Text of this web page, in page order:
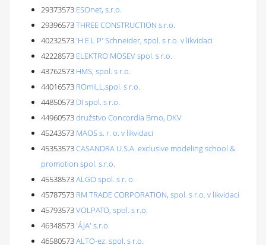
29373573 ESOnet, s.r.o.
29396573THREE CONSTRUCTION s.r.o.
40232573'H E L P' Schneider, spol. s r.o. v likvidaci
42228573 ELEKTRO MOSEV spol. s r.o.
43762573 HMS, spol. s r.o.
44016573 ROmiLL,spol. s r.o.
44850573 DI spol. s r.o.
44960573družstvo Concordia Brno, DKV
45243573 MAOS s. r. o. v likvidaci
45353573CASANDRA U.S.A. exclusive modeling school &
promotion spol. s.r.o.
45538573ALGO spol. s r. o.
45787573 RM TRADE CORPORATION, spol. s r.o. v likvidaci
45793573VOLPATO, spol. s r.o.
46348573'ÁJA' s.r.o.
46580573ALTO-ez. spol. s r.o.